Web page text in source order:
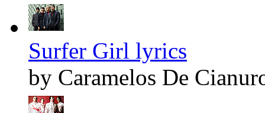
Surfer Girl lyrics
by Caramelos De